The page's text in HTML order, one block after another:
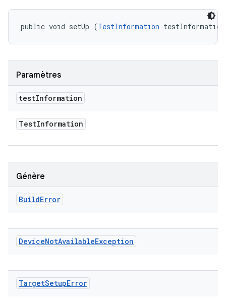
public void setUp (TestInformation
Paramètres
testInformation
TestInformation
Génère
BuildError
DeviceNotAvailableException
TargetSetupError